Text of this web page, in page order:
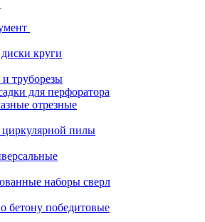
круги
труборезы
для перфоратора
отрезные
циркулярной пилы
наборы сверл
бетону победитовые